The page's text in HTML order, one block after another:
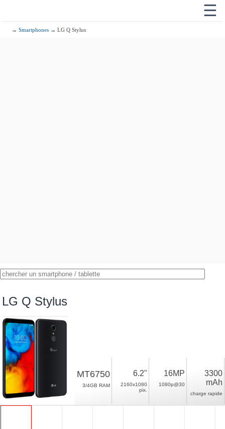
☰
→Smartphones → LG Q Stylus
LG Q Stylus
MT6750
3/4GB RAM
6.2"
2160x1080
pix.
16MP
1080p@30
3300
mAh
charge rapide